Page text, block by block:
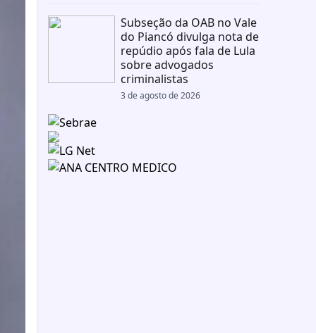
Subseção da OAB no Vale
do Piancó divulga nota de
repúdio após fala de Lula
sobre advogados
criminalistas
3 de agosto de 2026